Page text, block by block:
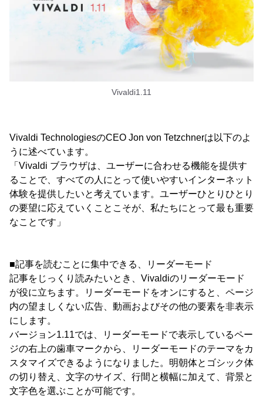
Vivaldi1.11
Vivaldi TechnologiesのCEO Jon von Tetzchnerは以下のよ
うに述べています。
「Vivaldi ブラウザは、ユーザーに合わせる機能を提供す
ることで、すべての人にとって使いやすいインターネット
体験を提供したいと考えています。ユーザーひとりひとり
の要望に応えていくことこそが、私たちにとって最も重要
なことです」
■記事を読むことに集中できる、リーダーモード
記事をじっくり読みたいとき、Vivaldiのリーダーモード
が役に立ちます。リーダーモードをオンにすると、ページ
内の望ましくない広告、動画およびその他の要素を非表示
にします。
バージョン1.11では、リーダーモードで表示しているペー
ジの右上の歯車マークから、リーダーモードのテーマをカ
スタマイズできるようになりました。明朝体とゴシック体
の切り替え、文字のサイズ、行間と横幅に加えて、背景と
文字色を選ぶことが可能です。